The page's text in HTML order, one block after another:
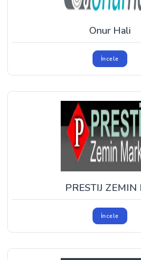
Onur Hali
İncele
PRESTIJ ZEMIN
İncele